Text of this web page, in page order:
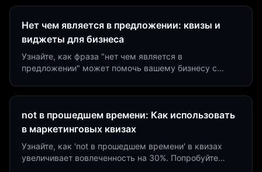
Нет чем является в предложении: квизы и
виджеты для бизнеса
Узнайте, как фраза "нет чем является в
предложении" может помочь вашему бизнесу с
not в прошедшем времени: Как использовать
в маркетинговых квизах
Узнайте, как 'not в прошедшем времени' в квизах
увеличивает вовлеченность на 30%. Попробуйте